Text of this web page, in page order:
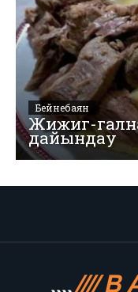
Бейнебаян
Жижиг-
дайындау